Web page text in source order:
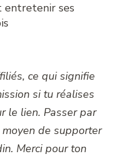
ses
ce qui signifie
si tu réalises
le lien. Passer par
de supporter
Merci pour ton